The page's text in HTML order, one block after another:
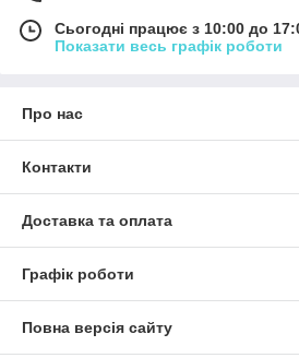
Сьогодні працює з 10:00 до
Показати весь графік роботи
Про нас
Контакти
Доставка та оплата
Графік роботи
Повна версія сайту